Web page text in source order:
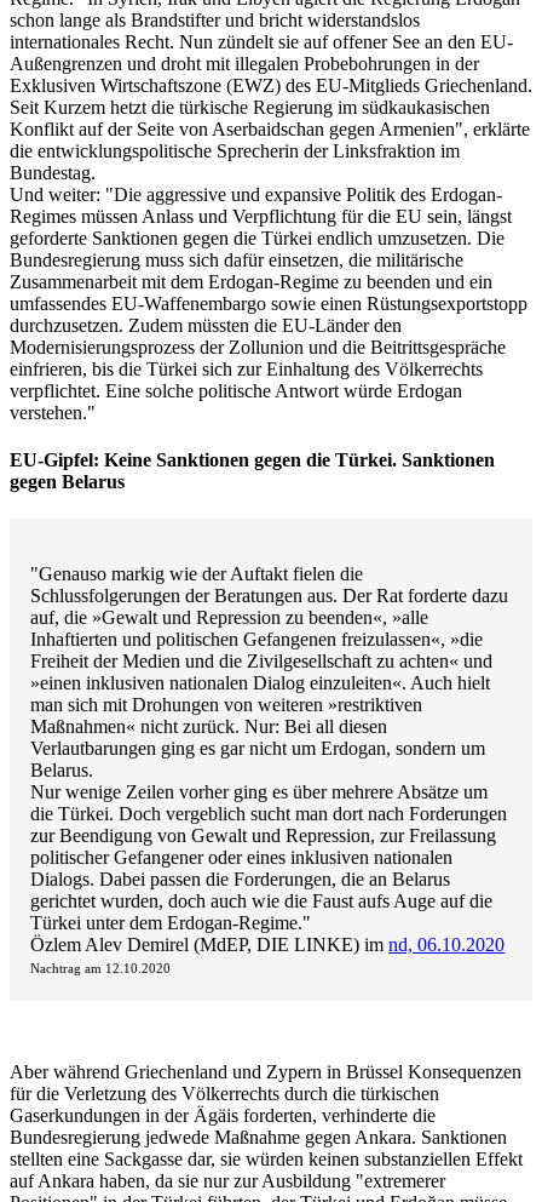
schon lange als Brandstifter und bricht widerstandslos
internationales Recht. Nun zündelt sie auf offener See an den EU-
Außengrenzen und droht mit illegalen Probebohrungen in der
Exklusiven Wirtschaftszone (EWZ) des EU-Mitglieds Griechenland.
Seit Kurzem hetzt die türkische Regierung im südkaukasischen
Konflikt auf der Seite von Aserbaidschan gegen Armenien", erklärte
die entwicklungspolitische Sprecherin der Linksfraktion im
Bundestag.
Und weiter: "Die aggressive und expansive Politik des Erdogan-
Regimes müssen Anlass und Verpflichtung für die EU sein, längst
geforderte Sanktionen gegen die Türkei endlich umzusetzen. Die
Bundesregierung muss sich dafür einsetzen, die militärische
Zusammenarbeit mit dem Erdogan-Regime zu beenden und ein
umfassendes EU-Waffenembargo sowie einen Rüstungsexportstopp
durchzusetzen. Zudem müssten die EU-Länder den
Modernisierungsprozess der Zollunion und die Beitrittsgespräche
einfrieren, bis die Türkei sich zur Einhaltung des Völkerrechts
verpflichtet. Eine solche politische Antwort würde Erdogan
verstehen."
EU-Gipfel: Keine Sanktionen gegen die Türkei. Sanktionen
gegen Belarus
"Genauso markig wie der Auftakt fielen die
Schlussfolgerungen der Beratungen aus. Der Rat forderte dazu
auf, die »Gewalt und Repression zu beenden«, »alle
Inhaftierten und politischen Gefangenen freizulassen«, »die
Freiheit der Medien und die Zivilgesellschaft zu achten« und
»einen inklusiven nationalen Dialog einzuleiten«. Auch hielt
man sich mit Drohungen von weiteren »restriktiven
Maßnahmen« nicht zurück. Nur: Bei all diesen
Verlautbarungen ging es gar nicht um Erdogan, sondern um
Belarus.
Nur wenige Zeilen vorher ging es über mehrere Absätze um
die Türkei. Doch vergeblich sucht man dort nach Forderungen
zur Beendigung von Gewalt und Repression, zur Freilassung
politischer Gefangener oder eines inklusiven nationalen
Dialogs. Dabei passen die Forderungen, die an Belarus
gerichtet wurden, doch auch wie die Faust aufs Auge auf die
Türkei unter dem Erdogan-Regime."
Özlem Alev Demirel (MdEP, DIE LINKE) im nd, 06.10.2020
Nachtrag am 12.10.2020
Aber während Griechenland und Zypern in Brüssel Konsequenzen
für die Verletzung des Völkerrechts durch die türkischen
Gaserkundungen in der Ägäis forderten, verhinderte die
Bundesregierung jedwede Maßnahme gegen Ankara. Sanktionen
stellten eine Sackgasse dar, sie würden keinen substanziellen Effekt
auf Ankara haben, da sie nur zur Ausbildung "extremerer